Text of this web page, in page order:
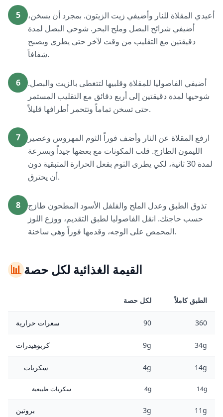
5
أعيدي المقلاة للنار وأضيفي زيت الزيتون. بمجرد أن يسخن،
أضيفي شرائح البصل وملح البحر. شوحي البصل لمدة
دقيقتين مع التقليب من وقت لآخر حتى يطرى ويصبح
شفافاً.
6
أضيفي الفاصوليا للمقلاة وقلبيها لتتغطى بالزيت والبصل.
شوحيها لمدة دقيقتين إلى أربع دقائق مع التقليب المستمر
حتى تسخن تماماً وتتحمر أطرافها قليلاً.
7
ارفع المقلاة عن النار وأضف فوراً الثوم المهروس وعصير
الليمون الطازج. قلب المكونات مع بعضها جيداً وبسرعة
لمدة 30 ثانية، لكي يطرى الثوم بفعل الحرارة المتبقية دون
أن يحترق.
8
تذوق الطبق وعدل الملح والفلفل الأسود المطحون طازج
حسب حاجتك. انقل الفاصوليا لطبق التقديم، ووزع اللوز
المحمص على الوجه، وقدمها فوراً وهي ساخنة.
📊القيمة الغذائية لكل حصة
لكل حصة الطبق كاملاً
سعرات حرارية 90 360
كربوهيدرات 9g 34g
سكريات 4g 14g
سكريات طبيعية 4g 14g
بروتين 3g 11g